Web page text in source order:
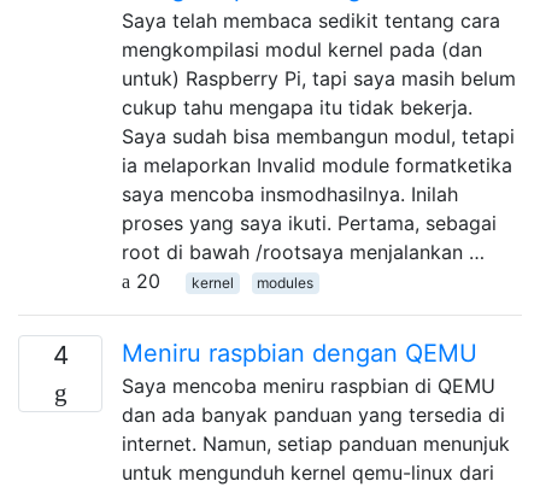
Saya telah membaca sedikit tentang cara
mengkompilasi modul kernel pada (dan
untuk) Raspberry Pi, tapi saya masih belum
cukup tahu mengapa itu tidak bekerja.
Saya sudah bisa membangun modul, tetapi
ia melaporkan Invalid module formatketika
saya mencoba insmodhasilnya. Inilah
proses yang saya ikuti. Pertama, sebagai
root di bawah /rootsaya menjalankan …
20
kernel modules
4 Meniru raspbian dengan QEMU
Saya mencoba meniru raspbian di QEMU
dan ada banyak panduan yang tersedia di
internet. Namun, setiap panduan menunjuk
untuk mengunduh kernel qemu-linux dari